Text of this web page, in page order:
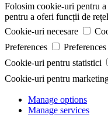
Folosim cookie-uri pentru
pentru a oferi funcții de
Cookie-uri necesare
Preferences
Preferences
Cookie-uri pentru statistici
Cookie-uri pentru
Manage options
Manage services